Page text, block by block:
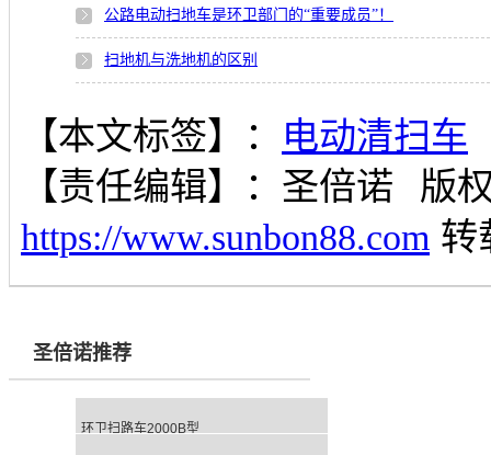
公路电动扫地车是环卫部门的“重要成员”！
扫地机与洗地机的区别
【本文标签】：
电动清扫车
【责任编辑】： 圣倍诺
版
https://www.sunbon88.com 转
圣倍诺推荐
环卫扫路车2000B型